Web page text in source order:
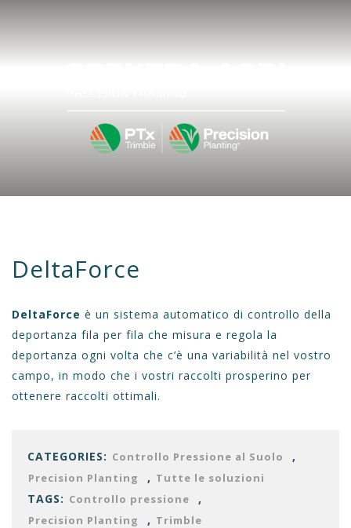
DeltaForce
DeltaForce è un sistema automatico di controllo della
deportanza fila per fila che misura e regola la
deportanza ogni volta che c’è una variabilità nel vostro
campo, in modo che i vostri raccolti prosperino per
ottenere raccolti ottimali.
CATEGORIES: Controllo Pressione al Suolo ,
Precision Planting , Tutte le soluzioni
TAGS: Controllo pressione ,
Precision Planting , Trimble